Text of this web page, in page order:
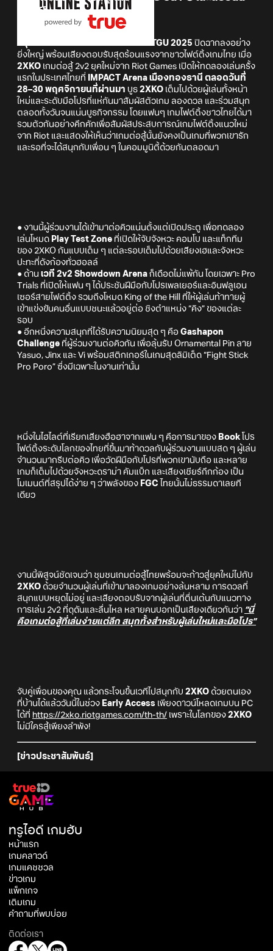
ดาวน์โหลดเลย!
งาน TGU 2025 ปิดฉากลงอย่าง
ยิ่งใหญ่ พร้อมเสียงตอบรับสุดร้อนแรงจากชาวไฟต์ติ้งเกมไทย เมื่อ
2XKO เกมต่อสู้ 2v2 ยุคใหม่จาก Riot Games เปิดให้ทดลองเล่นครั้ง
แรกในประเทศไทยที่
IMPACT Arena เมืองทองธานี ตลอดวันที่
28–30 พฤศจิกายนที่ผ่านมา บูธ 2XKO เต็มไปด้วยผู้เล่นทั้งหน้า
ใหม่และระดับมือโปรที่แห่กันมาสัมผัสตัวเกม ลองดวล และร่วมสนุก
ตลอดทั้งวันจนแน่นบูธกิจกรรม โดยแฟนๆ เกมไฟต์ติ้งชาวไทยได้มา
รวมตัวกันอย่างคึกคักเพื่อสัมผัสประสบการณ์เกมไฟต์ติ้งแนวใหม่
จาก Riot และแสดงให้เห็นว่าเกมต่อสู้นั้นยังคงเป็นเกมที่พวกเขารัก
และรอที่จะได้สนุกกับเพื่อน ๆ ในคอมมูนิตี้ด้วยกันตลอดมา
● งานนี้ผู้ร่วมงานได้เข้ามาต่อคิวแน่นตั้งแต่เปิดประตู เพื่อทดลอง
เล่นโหมด Play Test Zone ที่เปิดให้จับจังหวะ คอมโบ และแท็กทีม
ของ 2XKO กันแบบเต็ม ๆ แต่ละรอบเต็มไปด้วยเสียงเฮและจังหวะ
ปะทะที่ดังก้องทั่วฮอลล์
● ด้าน เวที 2v2 Showdown Arena ก็เดือดไม่แพ้กัน โดยเฉพาะ Pro
Trials ที่เปิดให้แฟน ๆ ได้ประชันฝีมือกับโปรเพลเยอร์และอินฟลูเอน
เซอร์สายไฟต์ติ้ง รวมถึงโหมด King of the Hill ที่ให้ผู้เล่นท้าทายผู้
เข้าแข่งขันคนอื่นแบบชนะแล้วอยู่ต่อ ชิงตำแหน่ง “คิง” ของแต่ละ
รอบ
● อีกหนึ่งความสนุกที่ได้รับความนิยมสุด ๆ คือ Gashapon
Challenge ที่ผู้ร่วมงานต่อคิวกัน เพื่อลุ้นรับ Ornamental Pin ลาย
Yasuo, Jinx และ Vi พร้อมสติกเกอร์ในเกมสุดลิมิเต็ด “Fight Stick
Pro Poro” ซึ่งมีเฉพาะในงานเท่านั้น
หนึ่งในไฮไลต์ที่เรียกเสียงฮือฮาจากแฟน ๆ คือการมาของ Book โปร
ไฟต์ติ้งระดับโลกของไทยที่ขึ้นมาท้าดวลกับผู้ร่วมงานแบบสด ๆ ผู้เล่น
จำนวนมากรีบต่อคิว เพื่อวัดฝีมือกับโปรที่พวกเขานับถือ และหลาย
เกมก็เต็มไปด้วยจังหวะดราม่า คัมแบ็ก และเสียงเชียร์กึกก้อง เป็น
โมเมนต์ที่สรุปได้ง่าย ๆ ว่าพลังของ FGC ไทยนั้นไม่ธรรมดาเลยที
เดียว
งานนี้พิสูจน์ชัดเจนว่า ชุมชนเกมต่อสู้ไทยพร้อมจะก้าวสู่ยุคใหม่ไปกับ
2XKO ด้วยจำนวนผู้เล่นที่เข้ามาลองเกมอย่างล้นหลาม การดวลที่
สนุกแบบหยุดไม่อยู่ และเสียงตอบรับจากผู้เล่นที่ตื่นเต้นกับแนวทาง
การเล่น 2v2 ที่ดุดันและลื่นไหล หลายคนบอกเป็นเสียงเดียวกันว่า “นี่
คือเกมต่อสู้ที่เล่นง่ายแต่ลึก สนุกทั้งสำหรับผู้เล่นใหม่และมือโปร”
จับคู่เพื่อนของคุณ แล้วกระโจนขึ้นเวทีไปสนุกกับ 2XKO ด้วยตนเอง
ที่บ้านได้แล้ววันนี้ในช่วง Early Access เพียงดาวน์โหลดเกมบน PC
ได้ที่ https://2xko.riotgames.com/th-th/ เพราะในโลกของ 2XKO
ไม่มีใครสู้เพียงลำพัง!
[ข่าวประชาสัมพันธ์]
ทรูไอดี เกมฮับ
หน้าแรก
เกมคลาวด์
เกมแคชชวล
ข่าวเกม
แพ็กเกจ
เติมเกม
คำถามที่พบบ่อย
ติดต่อเรา